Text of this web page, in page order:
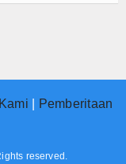
Pemberitaan
reserved.